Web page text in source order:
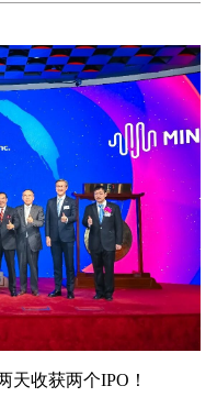
天收获两个IPO！